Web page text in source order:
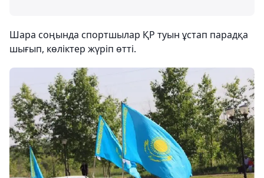
Шара соңында спортшылар ҚР туын ұстап парадқа
шығып, көліктер жүріп өтті.